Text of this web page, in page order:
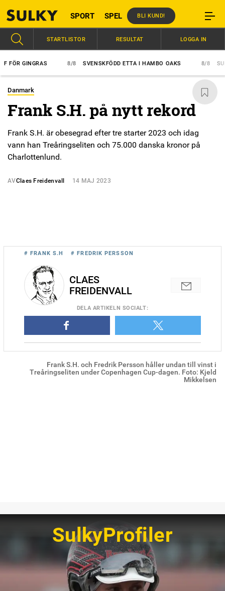
SPORT SPEL BLI KUND!
GINGRAS SVENSKFÖDD ETTA I HAMBO OAKS
STARTLISTOR RESULTAT LOGGA IN
Danmark
Frank S.H. på nytt rekord
Frank S.H. är obesegrad efter tre starter 2023 och idag
vann han Treåringseliten och 75.000 danska kronor på
Charlottenlund.
AVClaes Freidenvall 14 MAJ 2023
Frank S.H. och Fredrik Persson håller undan till vinst i
Treåringseliten under Copenhagen Cup-dagen. Foto: Kjeld
Mikkelsen
# FRANK S.H # FREDRIK PERSSON
CLAES
FREIDENVALL
DELA ARTIKELN SOCIALT:
SulkyProfiler